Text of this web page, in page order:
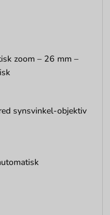
zoom – 26 mm –
synsvinkel-objektiv